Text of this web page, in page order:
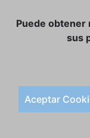
Plaça de la
Tlf. 971 93 78 75
Puede obtener
sus
Aceptar